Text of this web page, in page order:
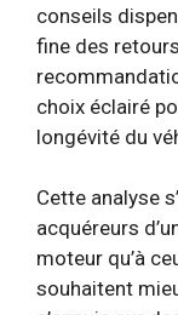
conseils
fine des
choix éclairé
longévité du
Cette analyse
acquéreurs
moteur qu’à
souhaitent